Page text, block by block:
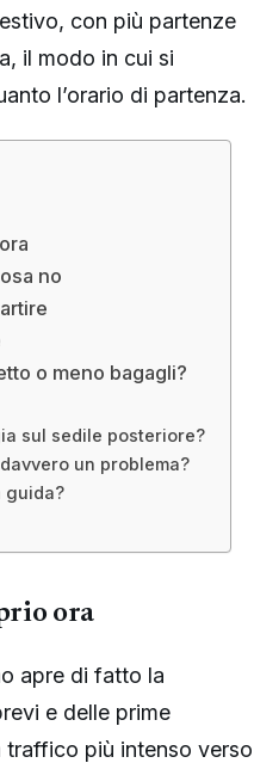
con più partenze
il modo in cui si
l’orario di partenza.
no
o meno bagagli?
sul sedile posteriore?
un problema?
guida?
ora
apre di fatto la
e delle prime
traffico più intenso verso